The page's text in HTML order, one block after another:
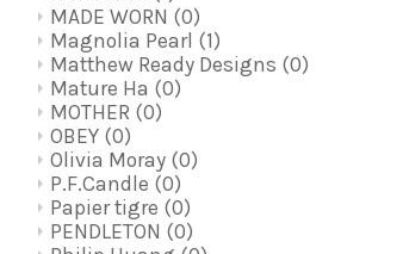
MADE WORN (0)
Magnolia Pearl (1)
Matthew Ready Designs (0)
Mature Ha (0)
MOTHER (0)
OBEY (0)
Olivia Moray (0)
P.F.Candle (0)
Papier tigre (0)
PENDLETON (0)